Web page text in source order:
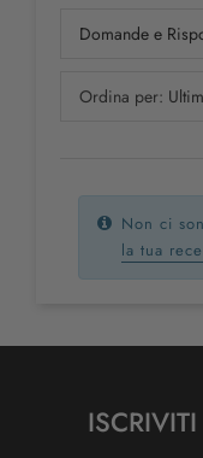
Domande e
Ordina per:
Non ci
la tua